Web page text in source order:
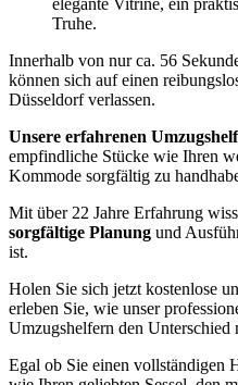
Truhe.
Innerhalb von nur ca. 56
können sich auf einen
Düsseldorf verlassen.
Unsere erfahrenen
empfindliche Stücke wie Ihren
Kommode sorgfältig zu
Mit über 22 Jahre Erfahrung
sorgfältige Planung und
ist.
Holen Sie sich jetzt kostenlose
erleben Sie, wie unser
Umzugshelfern den Unterschied
Egal ob Sie einen vollständigen